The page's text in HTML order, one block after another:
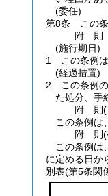
(委任)
第8条
この
附 則
(施行期日)
1
この条例
(経過措置)
2
この条例
た処分、手
附 則
この条例は
附 則
この条例は
に定める日か
別表(第5条関